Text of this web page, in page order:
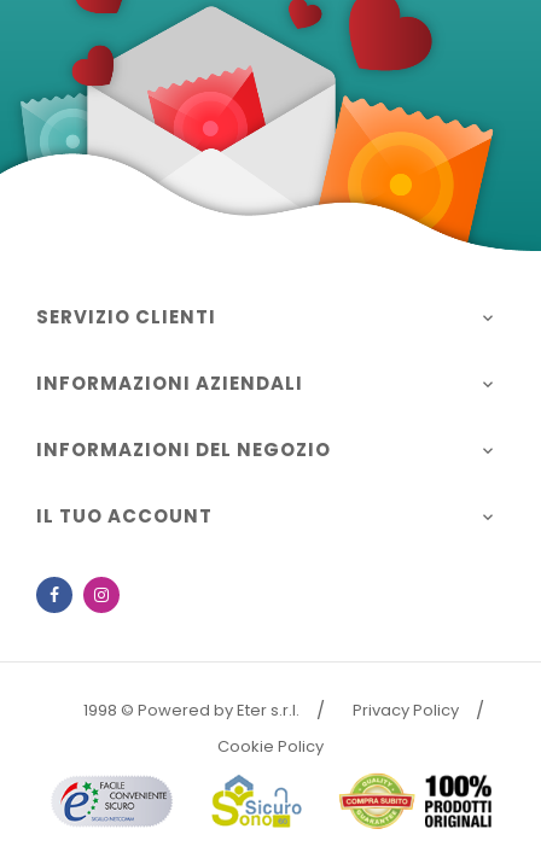
SERVIZIO CLIENTI 
INFORMAZIONI AZIENDALI 
INFORMAZIONI DEL NEGOZIO 
IL TUO ACCOUNT 
Facebook
1998 © Powered by Eter s.r.l.
Privacy Policy
Cookie Policy